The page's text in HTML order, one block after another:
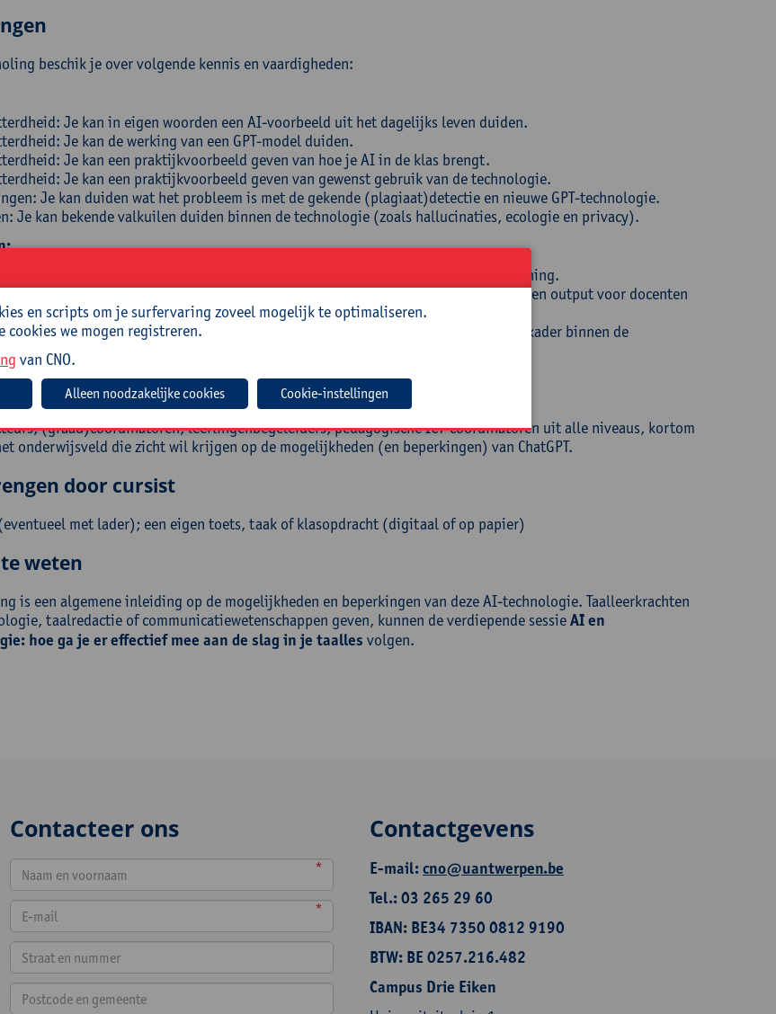
beschik je over volgende kennis en vaardigheden:
Je kan in eigen woorden een AI-voorbeeld uit het dagelijks leven duiden.
Je kan de werking van een GPT-model duiden.
Je kan een praktijkvoorbeeld geven van hoe je AI in de klas brengt.
Je kan een praktijkvoorbeeld geven van gewenst gebruik van de technologie.
Je kan duiden wat het probleem is met de gekende (plagiaat)detectie en nieuwe GPT-technologie.
Je kan bekende valkuilen duiden binnen de technologie (zoals hallucinaties, ecologie en privacy).
maken: Je kan zelf concreet en relevant lesmateriaal maken met AI-ondersteuning.
van de output: Je kan via een structuur werken aan betere verwerking van input en output voor docenten
Je kan de eerste stappen zetten naar het formuleren van een afsprakenkader binnen de
school.
(graad)coördinatoren, leerlingenbegeleiders, pedagogische ICT-coördinatoren uit alle niveaus, kortom
onderwijsveld die zicht wil krijgen op de mogelijkheden (en beperkingen) van ChatGPT.
door cursist
met lader); een eigen toets, taak of klasopdracht (digitaal of op papier)
weten
is een algemene inleiding op de mogelijkheden en beperkingen van deze AI-technologie. Taalleerkrachten
taalredactie of communicatiewetenschappen geven, kunnen de verdiepende sessieAI en
hoe ga je er effectief mee aan de slag in je taalles volgen.
Contacteer ons
*
*
Contactgevens
E-mail:cno@uantwerpen.be
Tel.: 03 265 29 60
IBAN: BE34 7350 0812 9190
BTW: BE 0257.216.482
Campus Drie Eiken
en scripts om je surfervaring zoveel mogelijk te optimaliseren.
cookies we mogen registreren.
van CNO.
Cookie-instellingen